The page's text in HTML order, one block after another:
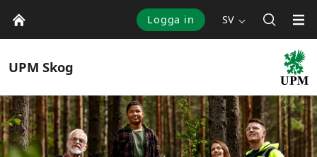
Logga in SV
UPM Skog